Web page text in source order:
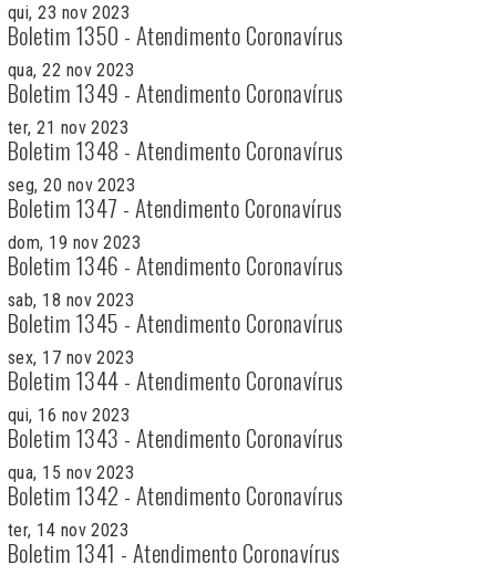
qui, 23 nov 2023
Boletim 1350 - Atendimento Coronavírus
qua, 22 nov 2023
Boletim 1349 - Atendimento Coronavírus
ter, 21 nov 2023
Boletim 1348 - Atendimento Coronavírus
seg, 20 nov 2023
Boletim 1347 - Atendimento Coronavírus
dom, 19 nov 2023
Boletim 1346 - Atendimento Coronavírus
sab, 18 nov 2023
Boletim 1345 - Atendimento Coronavírus
sex, 17 nov 2023
Boletim 1344 - Atendimento Coronavírus
qui, 16 nov 2023
Boletim 1343 - Atendimento Coronavírus
qua, 15 nov 2023
Boletim 1342 - Atendimento Coronavírus
ter, 14 nov 2023
Boletim 1341 - Atendimento Coronavírus